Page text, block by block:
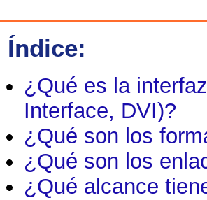
Índice:
¿Qué es la
Interface, DVI)?
¿Qué son los
¿Qué son los
¿Qué alcance